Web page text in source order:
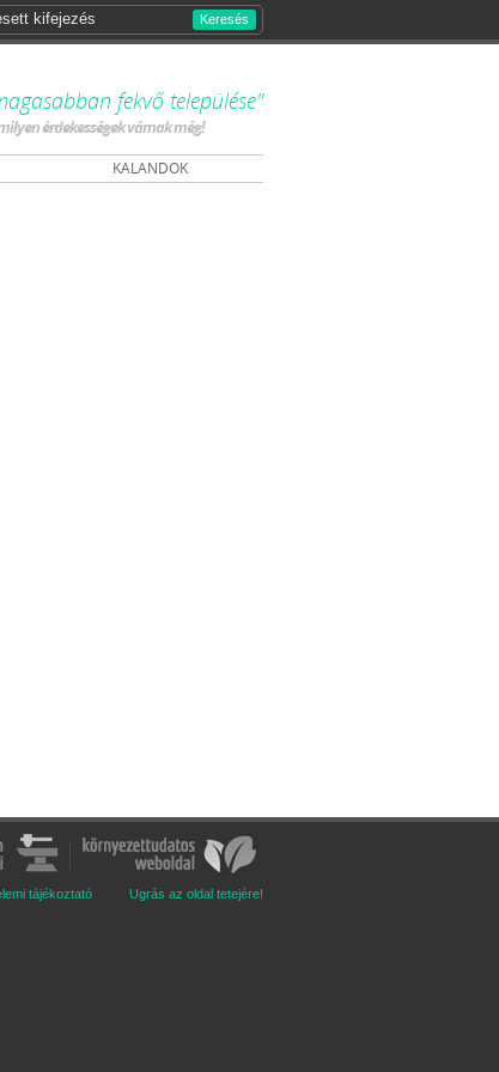
Keresés
fekvő települése"
érdekességek várnak még!
KALANDOK
Ugrás az oldal tetejére!
tájékoztató